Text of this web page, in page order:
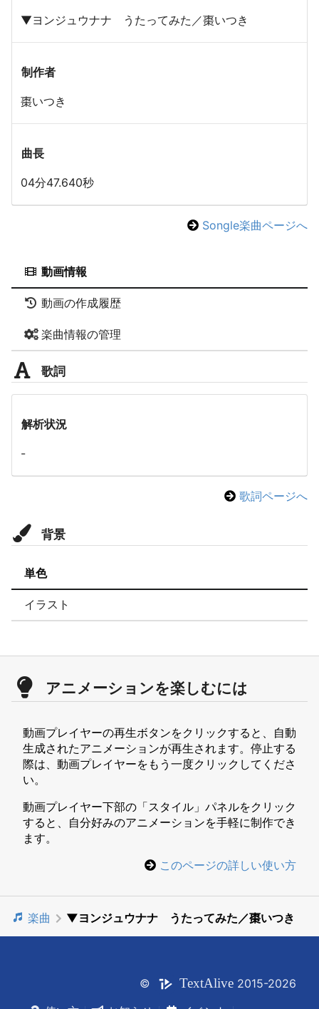
▼ヨンジュウナナ うたってみた／棗いつき
制作者
棗いつき
曲長
04分47.640秒
Songle楽曲ページへ
動画情報
動画の作成履歴
楽曲情報の管理
歌詞
解析状況
-
歌詞ページへ
背景
単色
イラスト
アニメーションを楽しむには
動画プレイヤーの再生ボタンをクリックすると、自動
生成されたアニメーションが再生されます。停止する
際は、動画プレイヤーをもう一度クリックしてくださ
い。
動画プレイヤー下部の「スタイル」パネルをクリック
すると、自分好みのアニメーションを手軽に制作でき
ます。
このページの詳しい使い方
楽曲 ▼ヨンジュウナナ うたってみた／棗いつき
© TextAlive 2015-2026